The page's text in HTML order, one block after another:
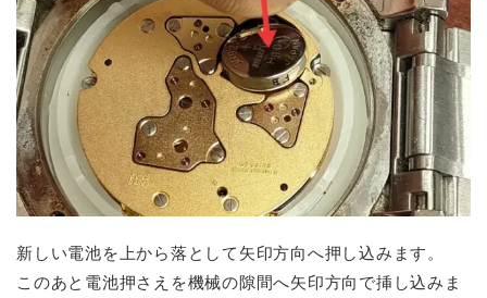
新しい電池を上から落として矢印方向へ押し込みます。
このあと電池押さえを機械の隙間へ矢印方向で挿し込みま